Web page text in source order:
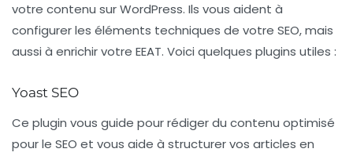
votre contenu sur WordPress. Ils vous aident à
configurer les éléments techniques de votre SEO, mais
aussi à enrichir votre EEAT. Voici quelques plugins utiles :
Yoast SEO
Ce plugin vous guide pour rédiger du contenu optimisé
pour le SEO et vous aide à structurer vos articles en